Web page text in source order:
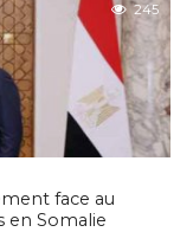
245
face au
en Somalie